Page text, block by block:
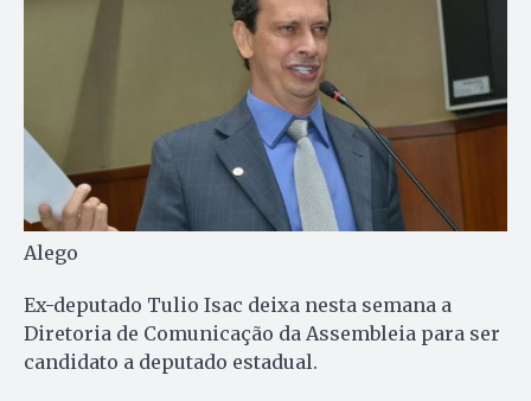
Alego
Ex-deputado Tulio Isac deixa nesta semana a
Diretoria de Comunicação da Assembleia para ser
candidato a deputado estadual.